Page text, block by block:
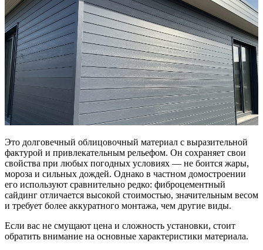
Это долговечный облицовочный материал с выразительной
фактурой и привлекательным рельефом. Он сохраняет свои
свойства при любых погодных условиях — не боится жары,
мороза и сильных дождей. Однако в частном домостроении
его используют сравнительно редко: фиброцементный
сайдинг отличается высокой стоимостью, значительным весом
и требует более аккуратного монтажа, чем другие виды.
Если вас не смущают цена и сложность установки, стоит
обратить внимание на основные характеристики материала.